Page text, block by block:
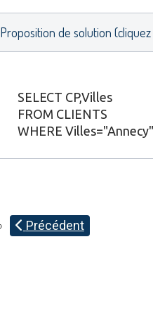
Proposition de solution
SELECT CP,Villes
FROM CLIENTS
WHERE
Précédent